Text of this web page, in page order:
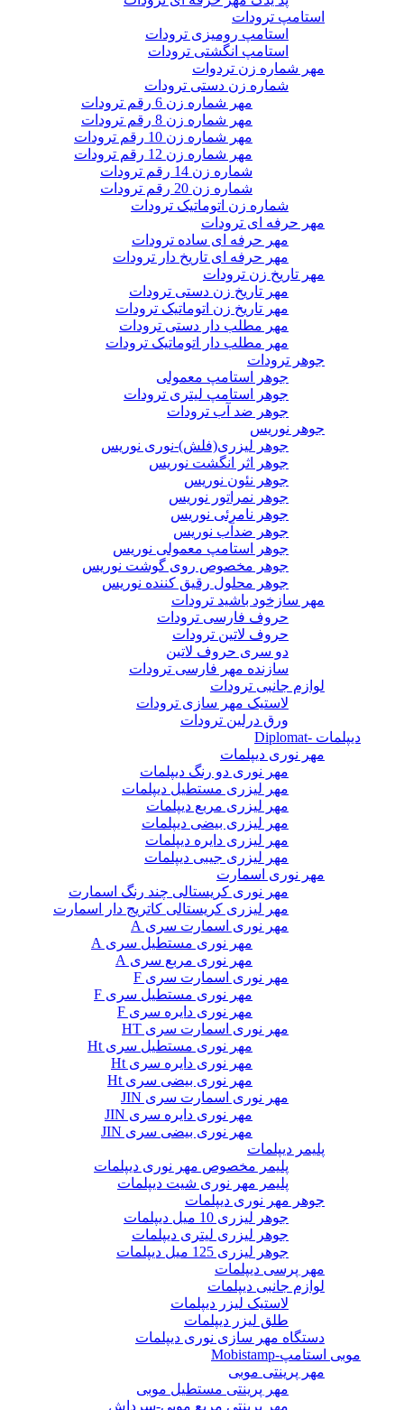
استامپ ترودات
استامپ رومیزی ترودات
استامپ انگشتی ترودات
مهر شماره زن تردوات
شماره زن دستی ترودات
مهر شماره زن 6 رقم ترودات
مهر شماره زن 8 رقم ترودات
مهر شماره زن 10 رقم ترودات
مهر شماره زن 12 رقم ترودات
شماره زن 14 رقم ترودات
شماره زن 20 رقم ترودات
شماره زن اتوماتیک ترودات
مهر حرفه ای ترودات
مهر حرفه ای ساده ترودات
مهر حرفه ای تاریخ دار ترودات
مهر تاریخ زن ترودات
مهر تاریخ زن دستی ترودات
مهر تاریخ زن اتوماتیک ترودات
مهر مطلب دار دستی ترودات
مهر مطلب دار اتوماتیک ترودات
جوهر ترودات
جوهر استامپ معمولی
جوهر استامپ لیتری ترودات
جوهر ضد آب ترودات
جوهر نوریس
جوهر لیزری(فلش)-نوری نوریس
جوهر اثر انگشت نوریس
جوهر نئون نوریس
جوهر نمراتور نوریس
جوهر نامرئی نوریس
جوهر ضدآب نوریس
جوهر استامپ معمولی نوریس
جوهر مخصوص روی گوشت نوریس
جوهر محلول رقیق کننده نوریس
مهر سازخود باشید ترودات
حروف فارسی ترودات
حروف لاتین ترودات
دو سری حروف لاتین
سازنده مهر فارسی ترودات
لوازم جانبی ترودات
لاستیک مهر سازی ترودات
ورق درلین ترودات
دیپلمات -Diplomat
مهر نوری دیپلمات
مهر نوری دو رنگ دیپلمات
مهر لیزری مستطیل دیپلمات
مهر لیزری مربع دیپلمات
مهر لیزری بیضی دیپلمات
مهر لیزری دایره دیپلمات
مهر لیزری جیبی دیپلمات
مهر نوری اسمارت
مهر نوری کریستالی چند رنگ اسمارت
مهر لیزری کریستالی کاتریج دار اسمارت
مهر نوری اسمارت سری A
مهر نوری مستطیل سری A
مهر نوری مربع سری A
مهر نوری اسمارت سری F
مهر نوری مستطیل سری F
مهر نوری دایره سری F
مهر نوری اسمارت سری HT
مهر نوری مستطیل سری Ht
مهر نوری دایره سری Ht
مهر نوری بیضی سری Ht
مهر نوری اسمارت سری JIN
مهر نوری دایره سری JIN
مهر نوری بیضی سری JIN
پلیمر دیپلمات
پلیمر مخصوص مهر نوری دیپلمات
پلیمر مهر نوری شیت دیپلمات
جوهر مهر نوری دیپلمات
جوهر لیزری 10 میل دیپلمات
جوهر لیزری لیتری دیپلمات
جوهر لیزری 125 میل دیپلمات
مهر پرسی دیپلمات
لوازم جانبی دیپلمات
لاستیک لیزر دیپلمات
طلق لیزر دیپلمات
دستگاه مهر سازی نوری دیپلمات
موبی استامپ-Mobistamp
مهر پرینتی موبی
مهر پرینتی مستطیل موبی
مهر پرینتی مربع موبی-سرداش